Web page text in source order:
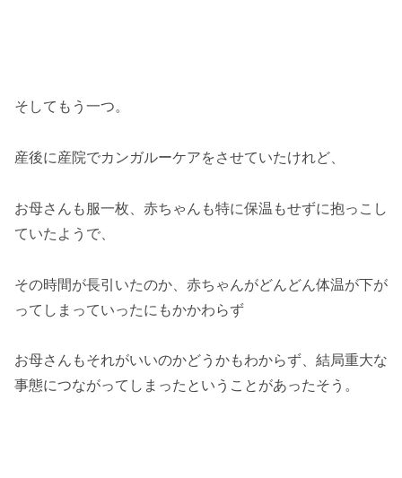
そしてもう一つ。
産後に産院でカンガルーケアをさせていたけれど、
お母さんも服一枚、赤ちゃんも特に保温もせずに抱っこし
ていたようで、
その時間が長引いたのか、赤ちゃんがどんどん体温が下が
ってしまっていったにもかかわらず
お母さんもそれがいいのかどうかもわからず、結局重大な
事態につながってしまったということがあったそう。